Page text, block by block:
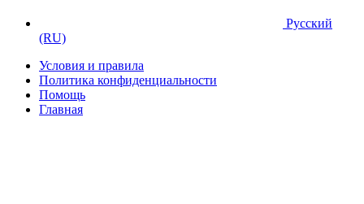
Русский
(RU)
Условия и правила
Политика конфиденциальности
Помощь
Главная